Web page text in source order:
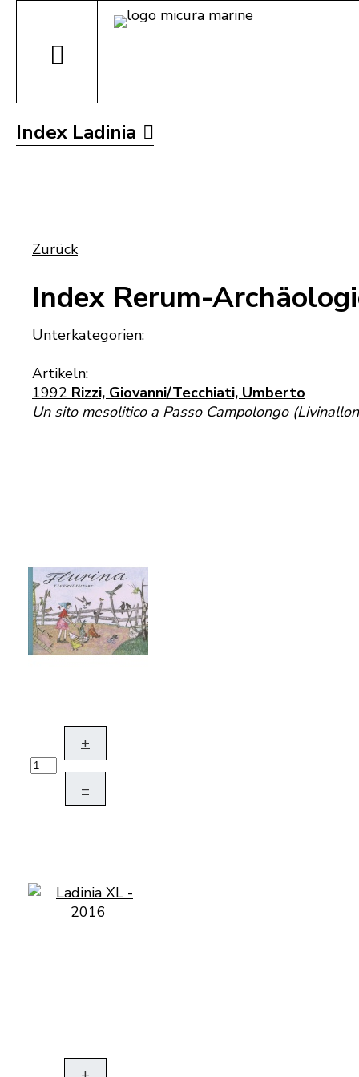
Index Ladinia
Zurück
Index Rerum-
Unterkategorien:
Artikeln:
1992 Rizzi, Giovanni/Tecchiati, Umberto
Un sito mesolitico a Passo Campolongo
+
–